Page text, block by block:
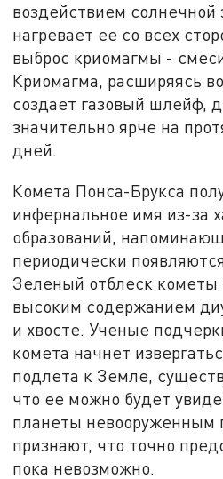
воздействием солнечной
нагревает ее со всех
выброс криомагмы -
Криомагма, расширяясь
создает газовый шлейф,
значительно ярче на
дней.
Комета Понса-Брукса
инфернальное имя из-за
образований,
периодически
Зеленый отблеск кометы
высоким содержанием
и хвосте. Ученые
комета начнет
подлета к Земле,
что ее можно будет
планеты невооруженным
признают, что точно
пока невозможно.